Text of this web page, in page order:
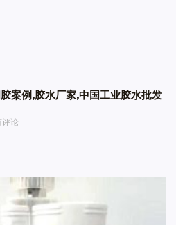
案例,胶水厂家,中国工业胶水批发
论